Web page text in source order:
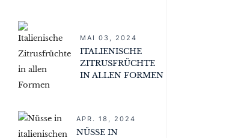
MAI 03, 2024
ITALIENISCHE
ZITRUSFRÜCHTE
IN ALLEN FORMEN
APR. 18, 2024
NÜSSE IN